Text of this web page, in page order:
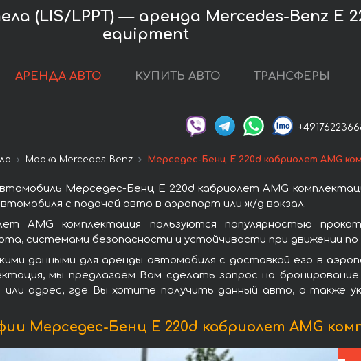
(LIS/LPPT) — аренда Mercedes-Benz E
equipment
АРЕНДА АВТО КУПИТЬ АВТО ТРАНСФЕРЫ
Марка Mercedes-Benz Мерседес-Бенц E 220d кабриолет AMG
Мерседес-Бенц E 220d кабриолет AMG
с подачей авто в аэропорт или ж/д вокзал.
AMG комплектация пользуются популярностью
системами безопасности и устойчивости при движении по
данными для аренды автомобиля с доставкой его в
мы предлагаем Вам сделать запрос на
адрес, где Вы хотите получить данный авто, а также
Мерседес-Бенц E 220d кабриолет AMG